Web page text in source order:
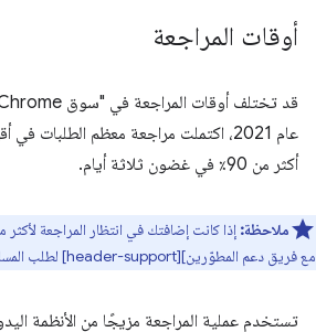
أوقات المراجعة
أكثر من 90٪ في غضون ثلاثة أيام.
ملاحظة: إذا كانت إضافتك في انتظار المراجعة
مع فريق دعم المطوّرين][header-support] لطلب المساعدة.
تستخدم عملية المراجعة مزيجًا من الأنظمة